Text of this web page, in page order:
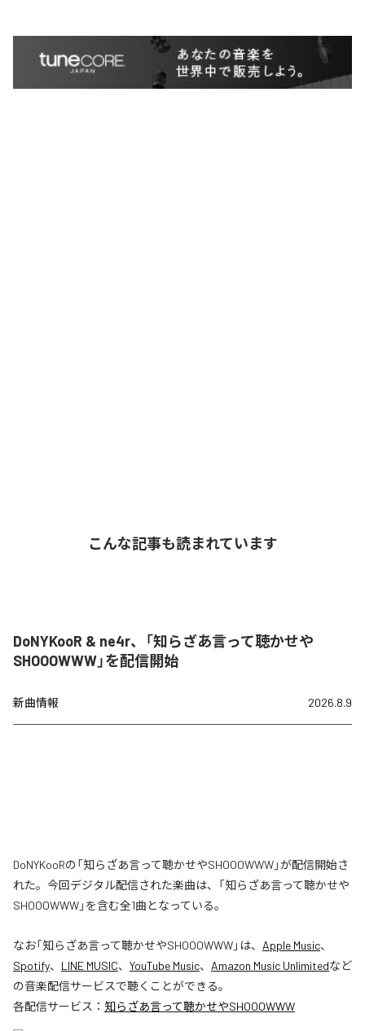
こんな記事も読まれています
DoNYKooR & ne4r、「知らざあ言って聴かせや
SHOOOWWW」を配信開始
新曲情報 2026.8.9
DoNYKooRの「知らざあ言って聴かせやSHOOOWWW」が配信開始さ
れた。今回デジタル配信された楽曲は、「知らざあ言って聴かせや
SHOOOWWW」を含む全1曲となっている。
なお「知らざあ言って聴かせやSHOOOWWW」は、 Apple Music、
Spotify、 LINE MUSIC、 YouTube Music、 Amazon Music Unlimitedなど
の音楽配信サービスで聴くことができる。
各配信サービス： 知らざあ言って聴かせやSHOOOWWW